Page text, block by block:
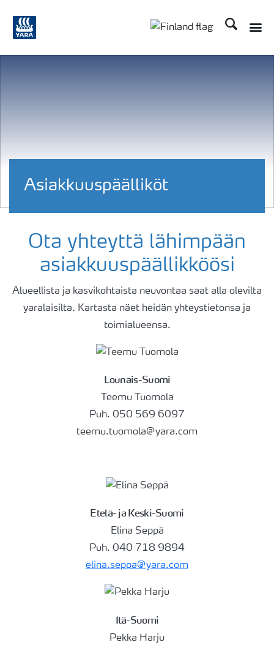
Etsi
Asiakkuuspäälliköt
Ota yhteyttä lähimpään
asiakkuuspäällikköösi
Alueellista ja kasvikohtaista neuvontaa saat alla olevilta
yaralaisilta. Kartasta näet heidän yhteystietonsa ja
toimialueensa.
Lounais-Suomi
Teemu Tuomola
Puh. 050 569 6097
teemu.tuomola@yara.com
Etelä- ja Keski-Suomi
Elina Seppä
Puh. 040 718 9894
elina.seppa@yara.com
Itä-Suomi
Pekka Harju